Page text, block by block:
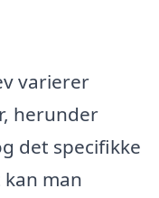
varierer
herunder
det specifikke
man